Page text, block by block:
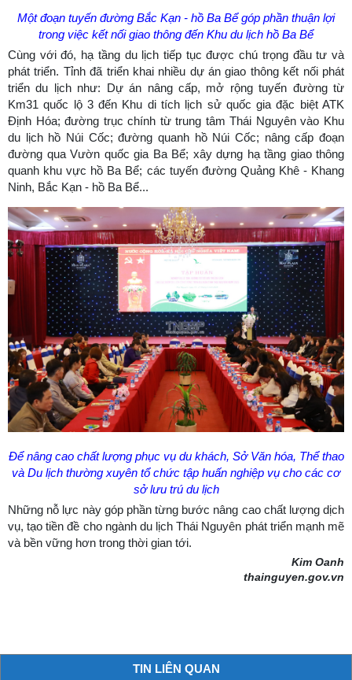
Một đoạn tuyến đường Bắc Kạn - hồ Ba Bể góp phần thuận lợi
trong việc kết nối giao thông đến Khu du lịch hồ Ba Bể
Cùng với đó, hạ tầng du lịch tiếp tục được chú trọng đầu tư và
phát triển. Tỉnh đã triển khai nhiều dự án giao thông kết nối phát
triển du lịch như: Dự án nâng cấp, mở rộng tuyến đường từ
Km31 quốc lộ 3 đến Khu di tích lịch sử quốc gia đặc biệt ATK
Định Hóa; đường trục chính từ trung tâm Thái Nguyên vào Khu
du lịch hồ Núi Cốc; đường quanh hồ Núi Cốc; nâng cấp đoạn
đường qua Vườn quốc gia Ba Bể; xây dựng hạ tầng giao thông
quanh khu vực hồ Ba Bể; các tuyến đường Quảng Khê - Khang
Ninh, Bắc Kạn - hồ Ba Bể...
Để nâng cao chất lượng phục vụ du khách, Sở Văn hóa, Thể thao
và Du lịch thường xuyên tổ chức tập huấn nghiệp vụ cho các cơ
sở lưu trú du lịch
Những nỗ lực này góp phần từng bước nâng cao chất lượng dịch
vụ, tạo tiền đề cho ngành du lịch Thái Nguyên phát triển mạnh mẽ
và bền vững hơn trong thời gian tới.
Kim Oanh
thainguyen.gov.vn
TIN LIÊN QUAN